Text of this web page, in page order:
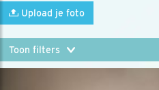
Upload je foto